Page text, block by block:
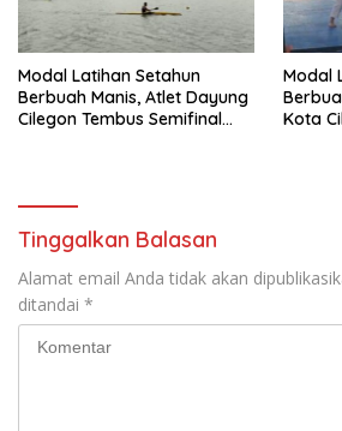
Modal Latihan Setahun
Berbuah Manis, Atlet Dayung
Cilegon Tembus Semifinal
Modal
Kota
Tinggalkan Balasan
Alamat email Anda tidak akan
ditandai *